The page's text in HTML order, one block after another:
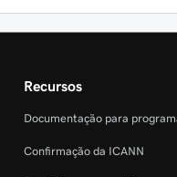
Recursos
Documentação para
Confirmação da ICANN